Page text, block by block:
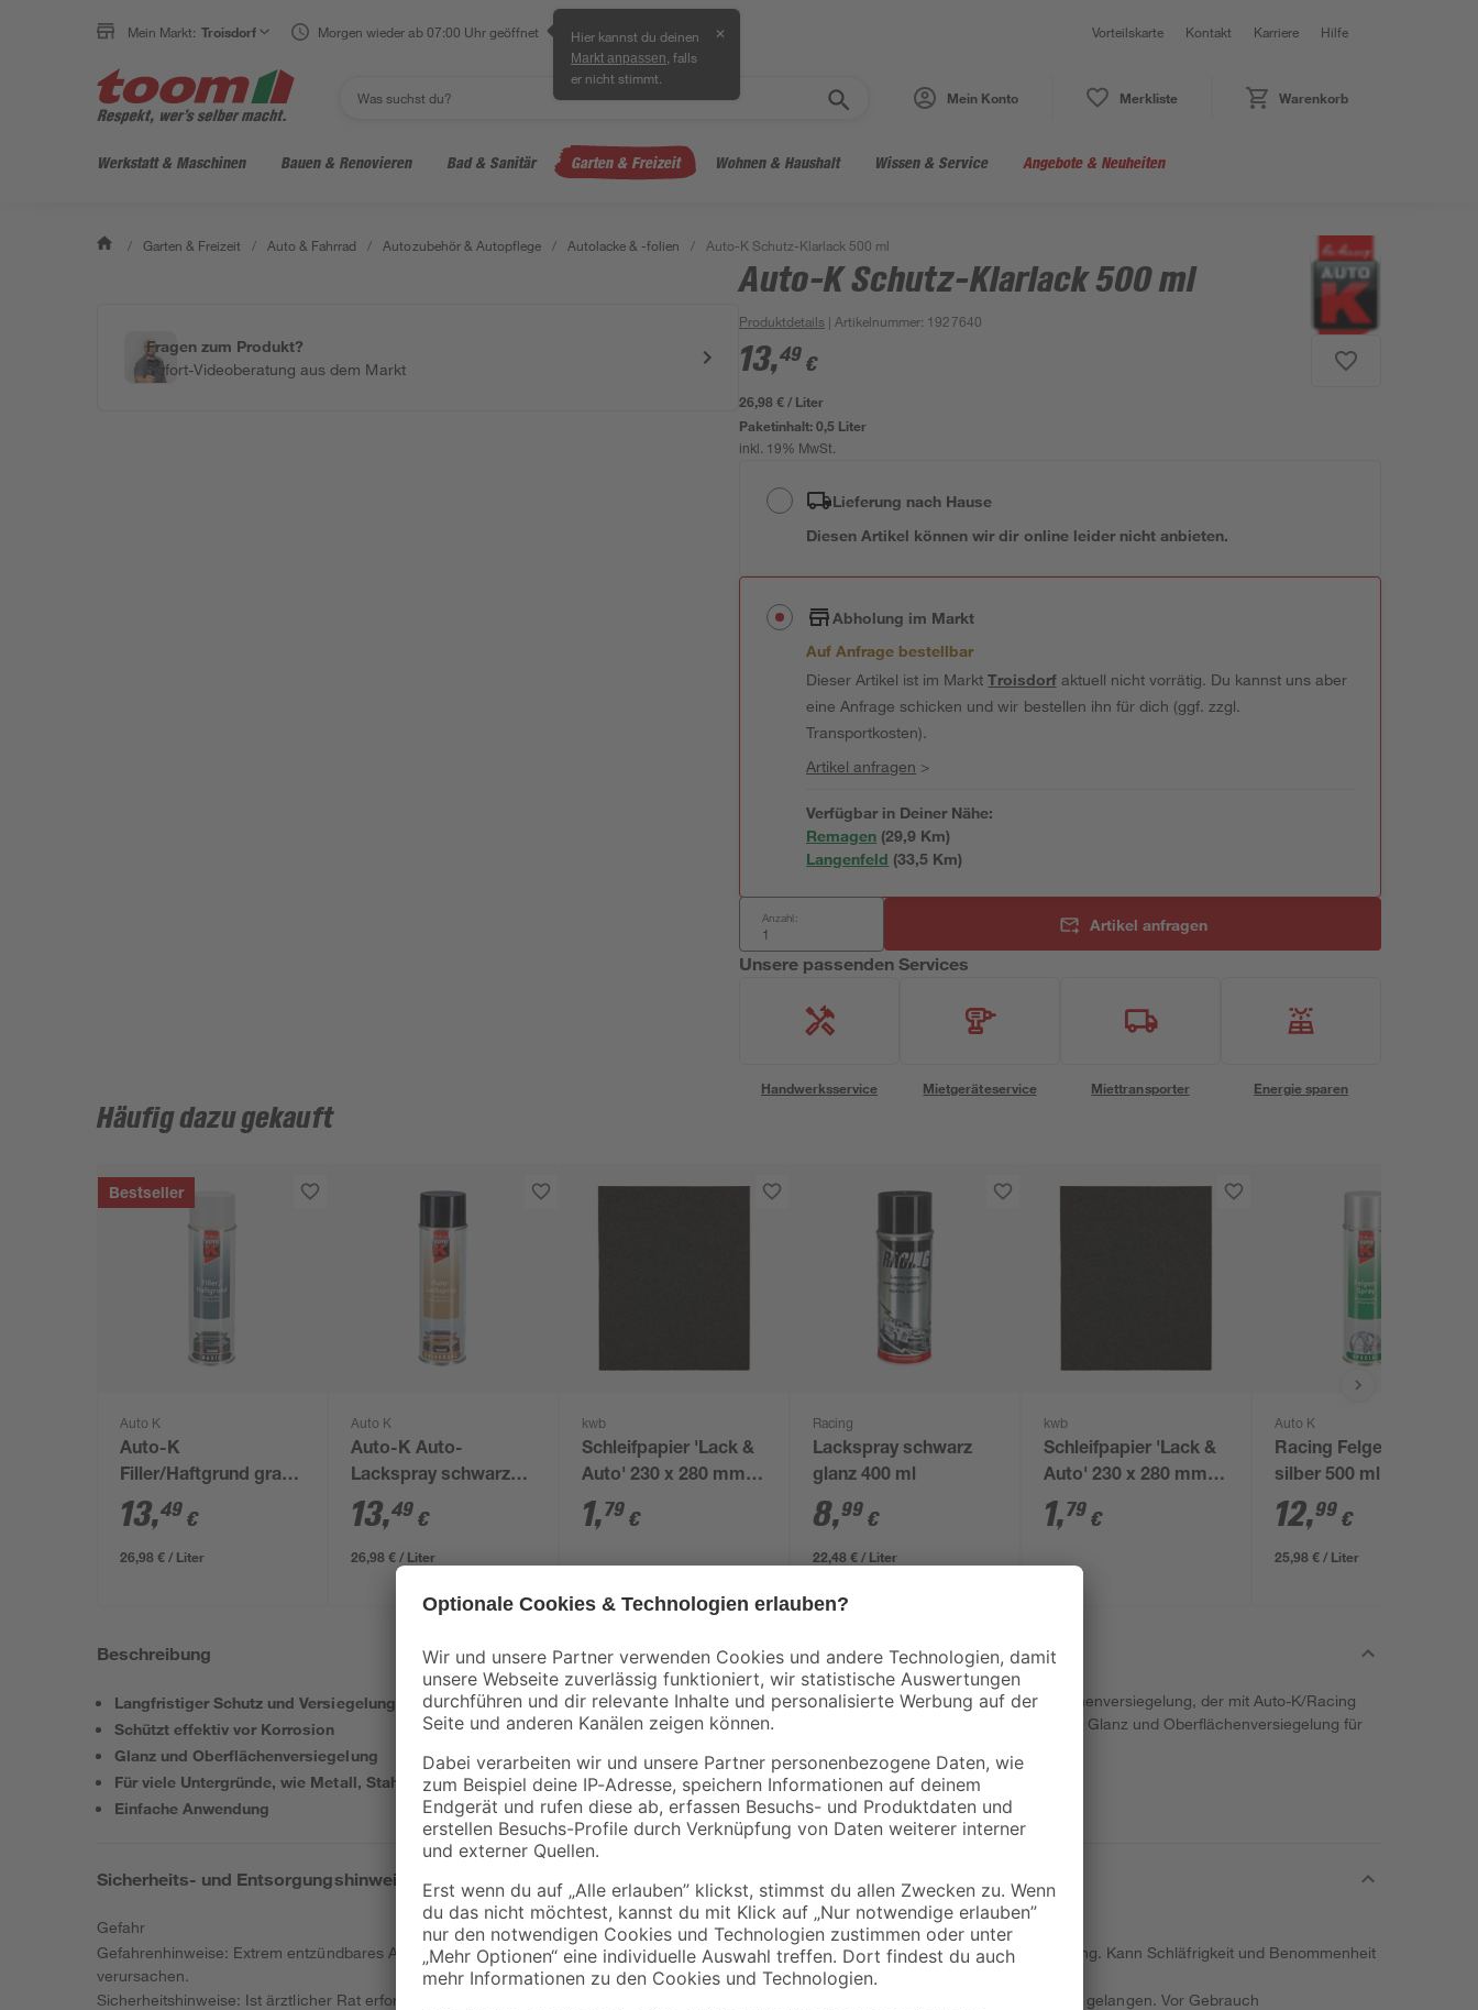
Mein Markt: Troisdorf Morgen wieder ab 07:00 Uhr geöffnet Hier kannst du deinen
Markt anpassen , falls
er nicht stimmt.
✕ Vorteilskarte Kontakt Karriere Hilfe
Mein Konto Merkliste Warenkorb
Werkstatt & Maschinen Bauen & Renovieren Bad & Sanitär Garten & Freizeit Wohnen & Haushalt Wissen & Service Angebote & Neuheiten
/ Garten & Freizeit / Auto & Fahrrad / Autozubehör & Autopflege / Autolacke & -folien / Auto-K Schutz-Klarlack 500 ml
Fragen zum Produkt?
Sofort-Videoberatung aus dem Markt
Auto-K Schutz-Klarlack 500 ml
Produktdetails | Artikelnummer: 1927640
13,49 €
26,98 € / Liter
Paketinhalt:0,5 Liter
inkl. 19% MwSt.
Lieferung nach Hause
Diesen Artikel können wir dir online leider nicht anbieten.
Abholung im Markt
Auf Anfrage bestellbar
Dieser Artikel ist im MarktTroisdorfaktuell nicht vorrätig. Du kannst uns aber
eine Anfrage schicken und wir bestellen ihn für dich (ggf. zzgl.
Transportkosten).
Artikel anfragen >
Verfügbar in Deiner Nähe:
Remagen (29,9 Km)
Langenfeld (33,5 Km)
Anzahl: Artikel anfragen
Unsere passenden Services
Handwerksservice Mietgeräteservice Miettransporter Energie sparen
Häufig dazu gekauft
Bestseller
Auto K
Auto-K
Filler/Haftgrund grau
500 ml
13,49 €
26,98 € / Liter
Auto K
Auto-K Auto-
Lackspray schwarz
glänzend 500 ml
13,49 €
26,98 € / Liter
kwb
Schleifpapier 'Lack &
Auto' 230 x 280 mm
K1000
1,79 €
Racing
Lackspray schwarz
glanz 400 ml
8,99 €
22,48 € / Liter
kwb
Schleifpapier 'Lack &
Auto' 230 x 280 mm
K600
1,79 €
Auto K
Racing Felgenspray
silber 500 ml
12,99 €
25,98 € / Liter
Beschreibung
Langfristiger Schutz und Versiegelung der Decklackierung
Schützt effektiv vor Korrosion
Glanz und Oberflächenversiegelung
Für viele Untergründe, wie Metall, Stahl, Blech, Kunststoff geeignet
Einfache Anwendung
Auto-K Schutz Klarlack für Schutz und Oberflächenversiegelung, der mit Auto-K/Racing
Lacksprays vorgenommenen Dceklackierungen. Glanz und Oberflächenversiegelung für
Sicherheits- und Entsorgungshinweise
Gefahr
Gefahrenhinweise: Extrem entzündbares Aerosol. Behälter steht unter Druck: kann bei Erwärmung bersten. Verursacht schwere Augenreizung. Kann Schläfrigkeit und Benommenheit
verursachen.
Sicherheitshinweise: Ist ärztlicher Rat erforderlich, Verpackung oder Kennzeichnungsetikett bereithalten. Darf nicht in die Hände von Kindern gelangen. Vor Gebrauch